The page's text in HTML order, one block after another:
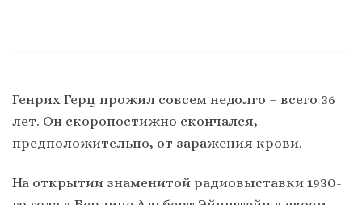
Генрих Герц прожил совсем недолго – всего 36
лет. Он скоропостижно скончался,
предположительно, от заражения крови.
На открытии знаменитой радиовыставки 1930-